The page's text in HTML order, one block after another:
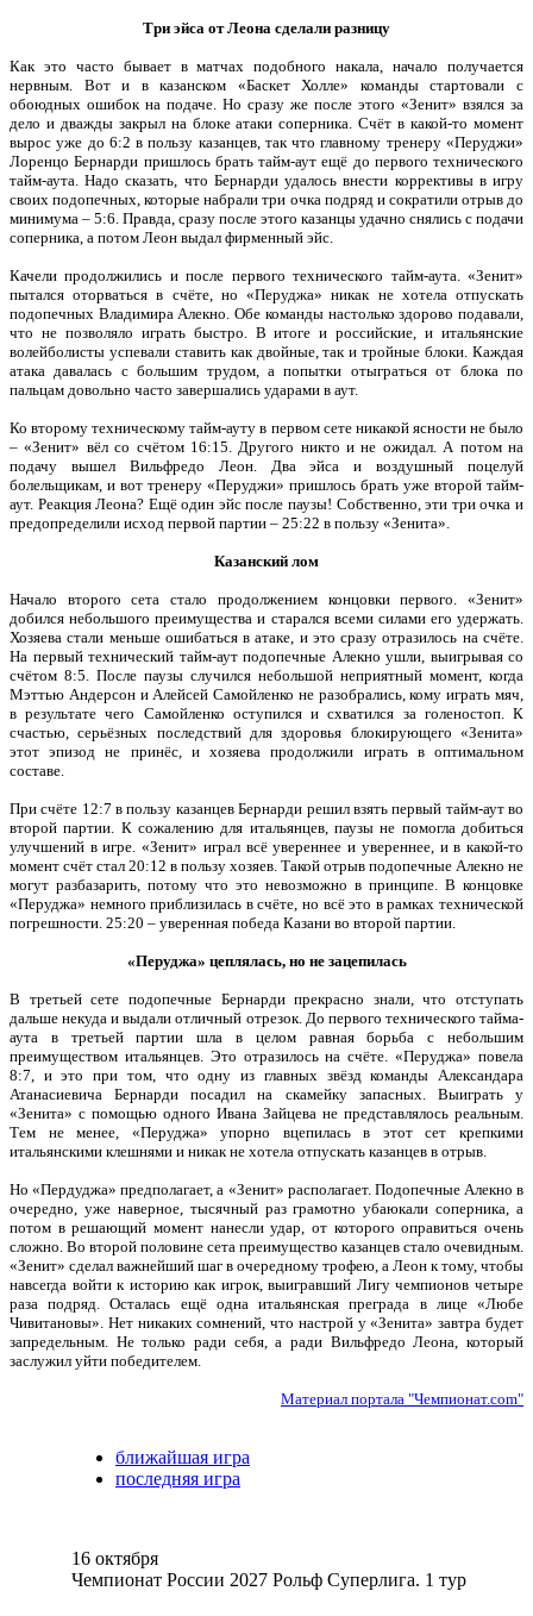
Три эйса от Леона сделали разницу
Как это часто бывает в матчах подобного накала, начало получается
нервным. Вот и в казанском «Баскет Холле» команды стартовали с
обоюдных ошибок на подаче. Но сразу же после этого «Зенит» взялся за
дело и дважды закрыл на блоке атаки соперника. Счёт в какой-то момент
вырос уже до 6:2 в пользу казанцев, так что главному тренеру «Перуджи»
Лоренцо Бернарди пришлось брать тайм-аут ещё до первого технического
тайм-аута. Надо сказать, что Бернарди удалось внести коррективы в игру
своих подопечных, которые набрали три очка подряд и сократили отрыв до
минимума – 5:6. Правда, сразу после этого казанцы удачно снялись с подачи
соперника, а потом Леон выдал фирменный эйс.
Качели продолжились и после первого технического тайм-аута. «Зенит»
пытался оторваться в счёте, но «Перуджа» никак не хотела отпускать
подопечных Владимира Алекно. Обе команды настолько здорово подавали,
что не позволяло играть быстро. В итоге и российские, и итальянские
волейболисты успевали ставить как двойные, так и тройные блоки. Каждая
атака давалась с большим трудом, а попытки отыграться от блока по
пальцам довольно часто завершались ударами в аут.
Ко второму техническому тайм-ауту в первом сете никакой ясности не было
– «Зенит» вёл со счётом 16:15. Другого никто и не ожидал. А потом на
подачу вышел Вильфредо Леон. Два эйса и воздушный поцелуй
болельщикам, и вот тренеру «Перуджи» пришлось брать уже второй тайм-
аут. Реакция Леона? Ещё один эйс после паузы! Собственно, эти три очка и
предопределили исход первой партии – 25:22 в пользу «Зенита».
Казанский лом
Начало второго сета стало продолжением концовки первого. «Зенит»
добился небольшого преимущества и старался всеми силами его удержать.
Хозяева стали меньше ошибаться в атаке, и это сразу отразилось на счёте.
На первый технический тайм-аут подопечные Алекно ушли, выигрывая со
счётом 8:5. После паузы случился небольшой неприятный момент, когда
Мэттью Андерсон и Алейсей Самойленко не разобрались, кому играть мяч,
в результате чего Самойленко оступился и схватился за голеностоп. К
счастью, серьёзных последствий для здоровья блокирующего «Зенита»
этот эпизод не принёс, и хозяева продолжили играть в оптимальном
составе.
При счёте 12:7 в пользу казанцев Бернарди решил взять первый тайм-аут во
второй партии. К сожалению для итальянцев, паузы не помогла добиться
улучшений в игре. «Зенит» играл всё увереннее и увереннее, и в какой-то
момент счёт стал 20:12 в пользу хозяев. Такой отрыв подопечные Алекно не
могут разбазарить, потому что это невозможно в принципе. В концовке
«Перуджа» немного приблизилась в счёте, но всё это в рамках технической
погрешности. 25:20 – уверенная победа Казани во второй партии.
«Перуджа» цеплялась, но не зацепилась
В третьей сете подопечные Бернарди прекрасно знали, что отступать
дальше некуда и выдали отличный отрезок. До первого технического тайма-
аута в третьей партии шла в целом равная борьба с небольшим
преимуществом итальянцев. Это отразилось на счёте. «Перуджа» повела
8:7, и это при том, что одну из главных звёзд команды Александара
Атанасиевича Бернарди посадил на скамейку запасных. Выиграть у
«Зенита» с помощью одного Ивана Зайцева не представлялось реальным.
Тем не менее, «Перуджа» упорно вцепилась в этот сет крепкими
итальянскими клешнями и никак не хотела отпускать казанцев в отрыв.
Но «Пердуджа» предполагает, а «Зенит» располагает. Подопечные Алекно в
очередно, уже наверное, тысячный раз грамотно убаюкали соперника, а
потом в решающий момент нанесли удар, от которого оправиться очень
сложно. Во второй половине сета преимущество казанцев стало очевидным.
«Зенит» сделал важнейший шаг в очередному трофею, а Леон к тому, чтобы
навсегда войти к историю как игрок, выигравший Лигу чемпионов четыре
раза подряд. Осталась ещё одна итальянская преграда в лице «Любе
Чивитановы». Нет никаких сомнений, что настрой у «Зенита» завтра будет
запредельным. Не только ради себя, а ради Вильфредо Леона, который
заслужил уйти победителем.
Материал портала "Чемпионат.com"
ближайшая игра
последняя игра
16 октября
Чемпионат России 2027 Рольф Суперлига. 1 тур